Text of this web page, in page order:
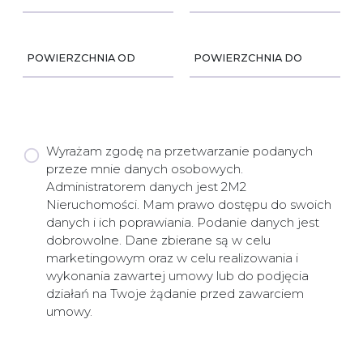
POWIERZCHNIA OD POWIERZCHNIA DO
Wyrażam zgodę na przetwarzanie podanych
przeze mnie danych osobowych.
Administratorem danych jest 2M2
Nieruchomości. Mam prawo dostępu do swoich
danych i ich poprawiania. Podanie danych jest
dobrowolne. Dane zbierane są w celu
marketingowym oraz w celu realizowania i
wykonania zawartej umowy lub do podjęcia
działań na Twoje żądanie przed zawarciem
umowy.